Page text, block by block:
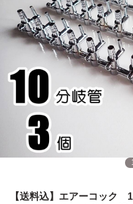
【送料込】エアーコ